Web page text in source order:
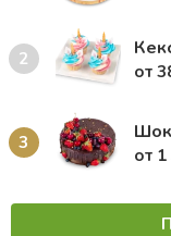
2
от
3
от